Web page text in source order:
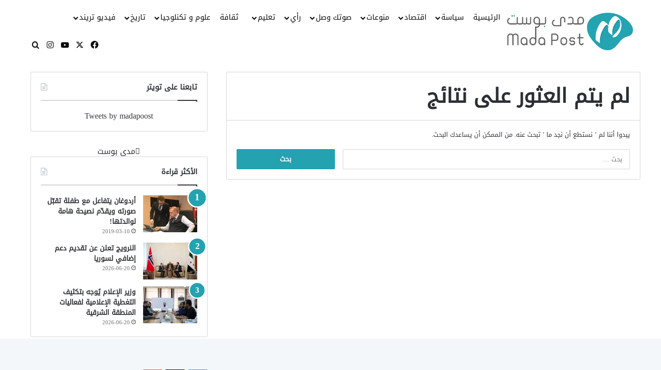
الرئيسية سياسة اقتصاد منوعات صوتك وصل رأي تعليم ثقافة علوم و تكنلوجيا تاريخ فيديو تريند
فيسبوك
‫X
‫YouTube
انستقرامبحث عن
لم يتم العثور على نتائج
يبدوا أننا لم ’ نستطع أن نجد ما ’ تبحث عنه. من الممكن أن يساعدك البحث.
البحث
تابعنا على تويتر
Tweets by madapoost
‏مدى بوست‏
الأكثر قراءة
أردوغان يتفاعل مع طفلة تقبّل
صورته ويقدّم نصيحة هامة
لوالدتها!
2019-03-10
النرويج تعلن عن تقديم دعم
إضافي لسوريا
2026-06-20
وزير الإعلام يُوجه بتكثيف
التغطية الإعلامية لفعاليات
المنطقة الشرقية
2026-06-20